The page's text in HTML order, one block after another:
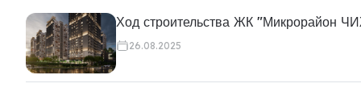
Ход строительства ЖК "Микрорайон
26.08.2025